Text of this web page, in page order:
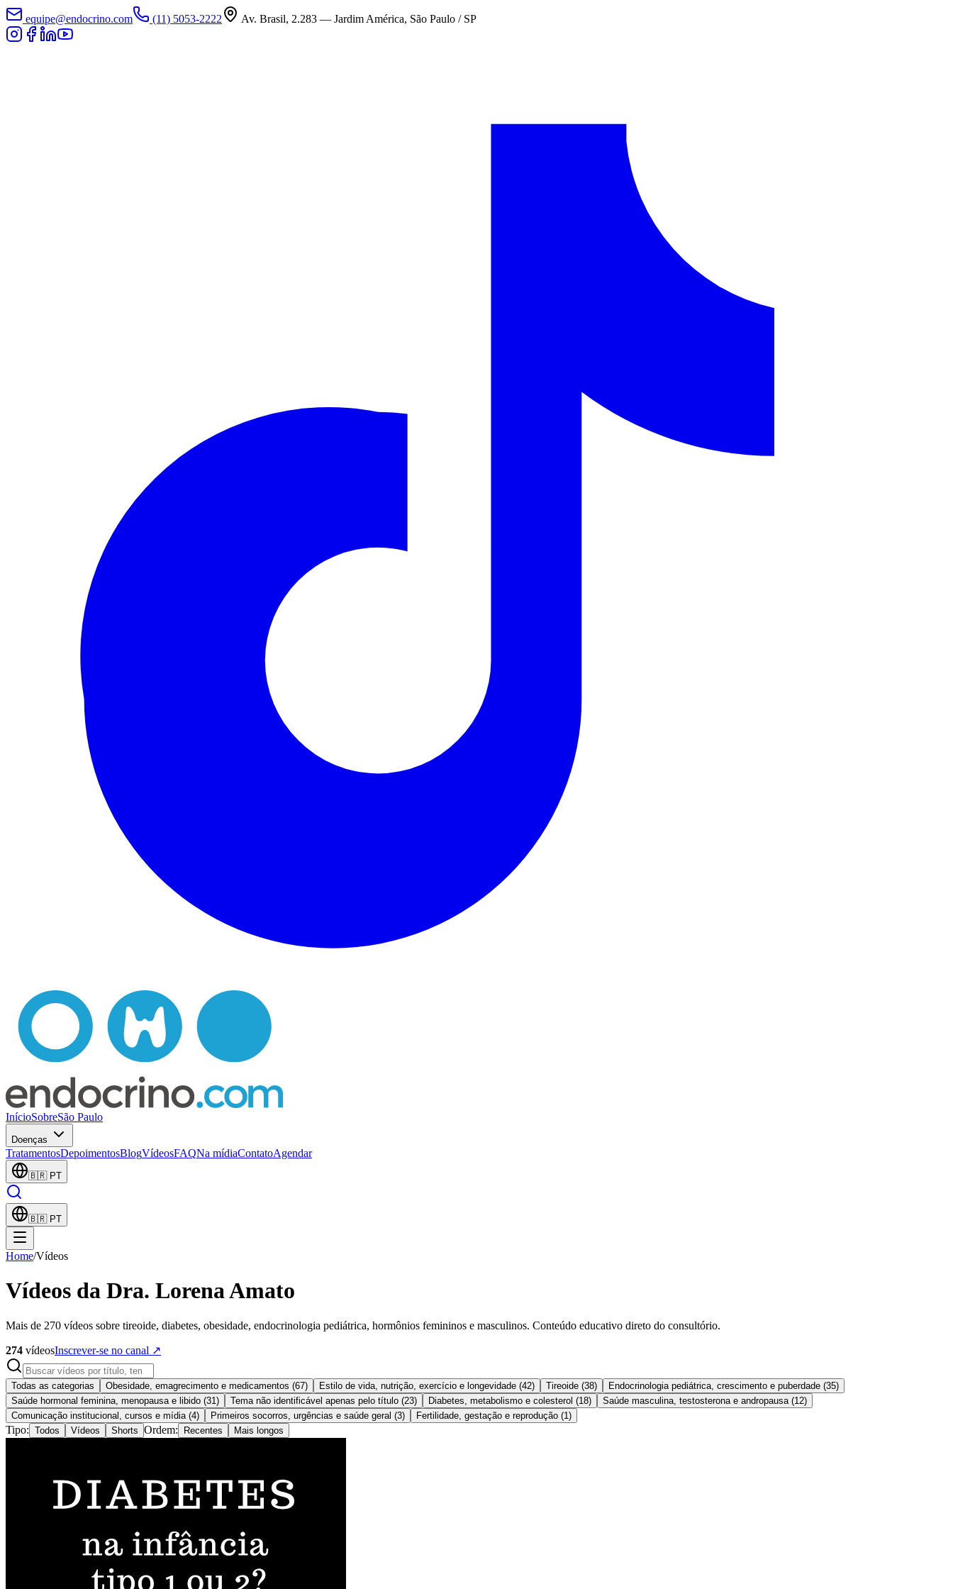
equipe@endocrino.com (11) 5053-2222 Av. Brasil, 2.283 — Jardim América, São Paulo / SP
InícioSobreSão Paulo
Doenças
TratamentosDepoimentosBlogVídeosFAQNa mídiaContatoAgendar
🇧🇷 PT
🇧🇷 PT
Home/Vídeos
Vídeos da Dra. Lorena Amato
Mais de 270 vídeos sobre tireoide, diabetes, obesidade, endocrinologia pediátrica, hormônios femininos e masculinos. Conteúdo educativo direto do consultório.
274 vídeosInscrever-se no canal ↗
Todas as categorias Obesidade, emagrecimento e medicamentos (67) Estilo de vida, nutrição, exercício e longevidade (42) Tireoide (38) Endocrinologia pediátrica, crescimento e puberdade (35)
Saúde hormonal feminina, menopausa e libido (31 ) Tema não identificável apenas pelo título (23) Diabetes, metabolismo e colesterol (18) Saúde masculina, testosterona e andropausa (12)
Comunicação institucional, cursos e mídia (4) Primeiros socorros, urgências e saúde geral (3) Fertilidade, gestação e reprodução (1 )
Tipo: Todos Vídeos Shorts Ordem: Recentes Mais longos